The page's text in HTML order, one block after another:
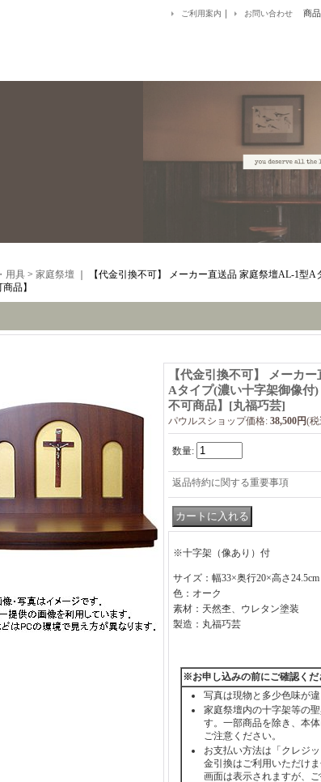
ご利用案内 ｜ お問い合わせ 商
用具 > 家庭祭壇
【代金引換不可】 メーカー直送品 家庭祭壇AL-1型
品】
【代金引換不可】 メーカ
Aタイプ(濃い十字架御像
不可商品】 [丸福巧芸]
パウルスショップ価格: 38,500円(
数量:
返品特約に関する重要事項
※十字架（像あり）付
サイズ：幅33×奥行20×高さ24.5cm
色：オーク
素材：天然杢、ウレタン塗装
製造：丸福巧芸
※お申し込みの前にご確認くだ
写真は現物と多少色味が違
家庭祭壇内の十字架等の
す。一部商品を除き、本
ご注意ください。
お支払い方法は「クレジ
金引換はご利用いただけ
画面は表示されますが、